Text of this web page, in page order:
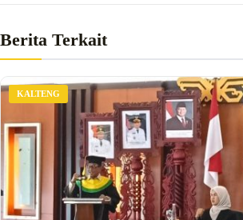
Berita Terkait
KALTENG